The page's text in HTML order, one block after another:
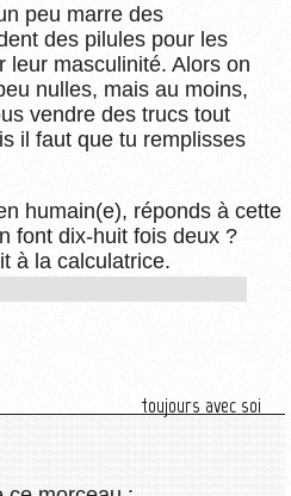
peu marre des
des pilules pour les
leur masculinité. Alors on
nulles, mais au moins,
vendre des trucs tout
il faut que tu remplisses
humain(e), réponds à cette
font dix-huit fois deux ?
à la calculatrice.
toujours avec soi